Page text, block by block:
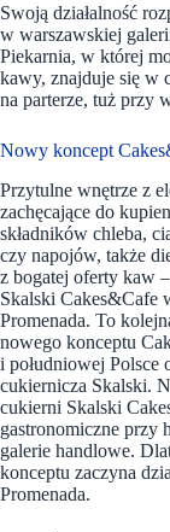
Swoją działalność
w warszawskiej
Piekarnia, w której
kawy, znajduje się w
na parterze, tuż przy
Nowy koncept
Przytulne wnętrze z
zachęcające do
składników chleba,
czy napojów, także
z bogatej oferty kaw
Skalski Cakes&Cafe
Promenada. To
nowego konceptu
i południowej Polsce
cukiernicza Skalski.
cukierni Skalski
gastronomiczne przy
galerie handlowe.
konceptu zaczyna
Promenada.